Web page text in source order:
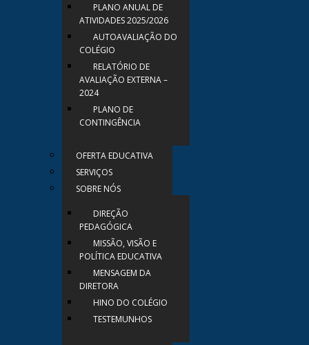
PLANO ANUAL DE
ATIVIDADES 2025/2026
AUTOAVALIAÇÃO DO
COLÉGIO
RELATÓRIO DE
AVALIAÇÃO EXTERNA –
2024
PLANO DE
CONTINGÊNCIA
OFERTA EDUCATIVA
SERVIÇOS
SOBRE NÓS
DIREÇÃO
PEDAGÓGICA
MISSÃO, VISÃO E
POLÍTICA EDUCATIVA
MENSAGEM DA
DIRETORA
HINO DO COLÉGIO
TESTEMUNHOS